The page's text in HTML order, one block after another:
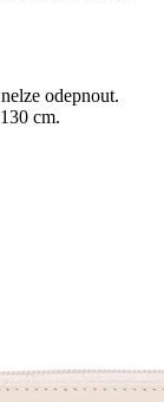
odepnout.
cm.